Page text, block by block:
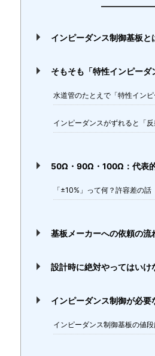
インピーダンス制御基板と
そもそも「特性インピーダ
水道管のたとえで「特性イン
インピーダンスがずれると「
50Ω・90Ω・100Ω：代表
「±10%」って何？許容差の話
基板メーカーへの依頼の流
設計時に絶対やってはいけ
インピーダンス制御が必要
インピーダンス制御基板の値